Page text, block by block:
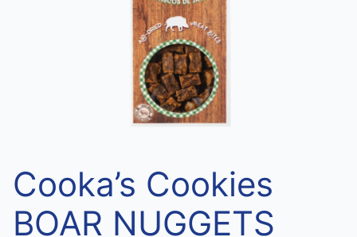
Cooka’s Cookies
BOAR NUGGETS